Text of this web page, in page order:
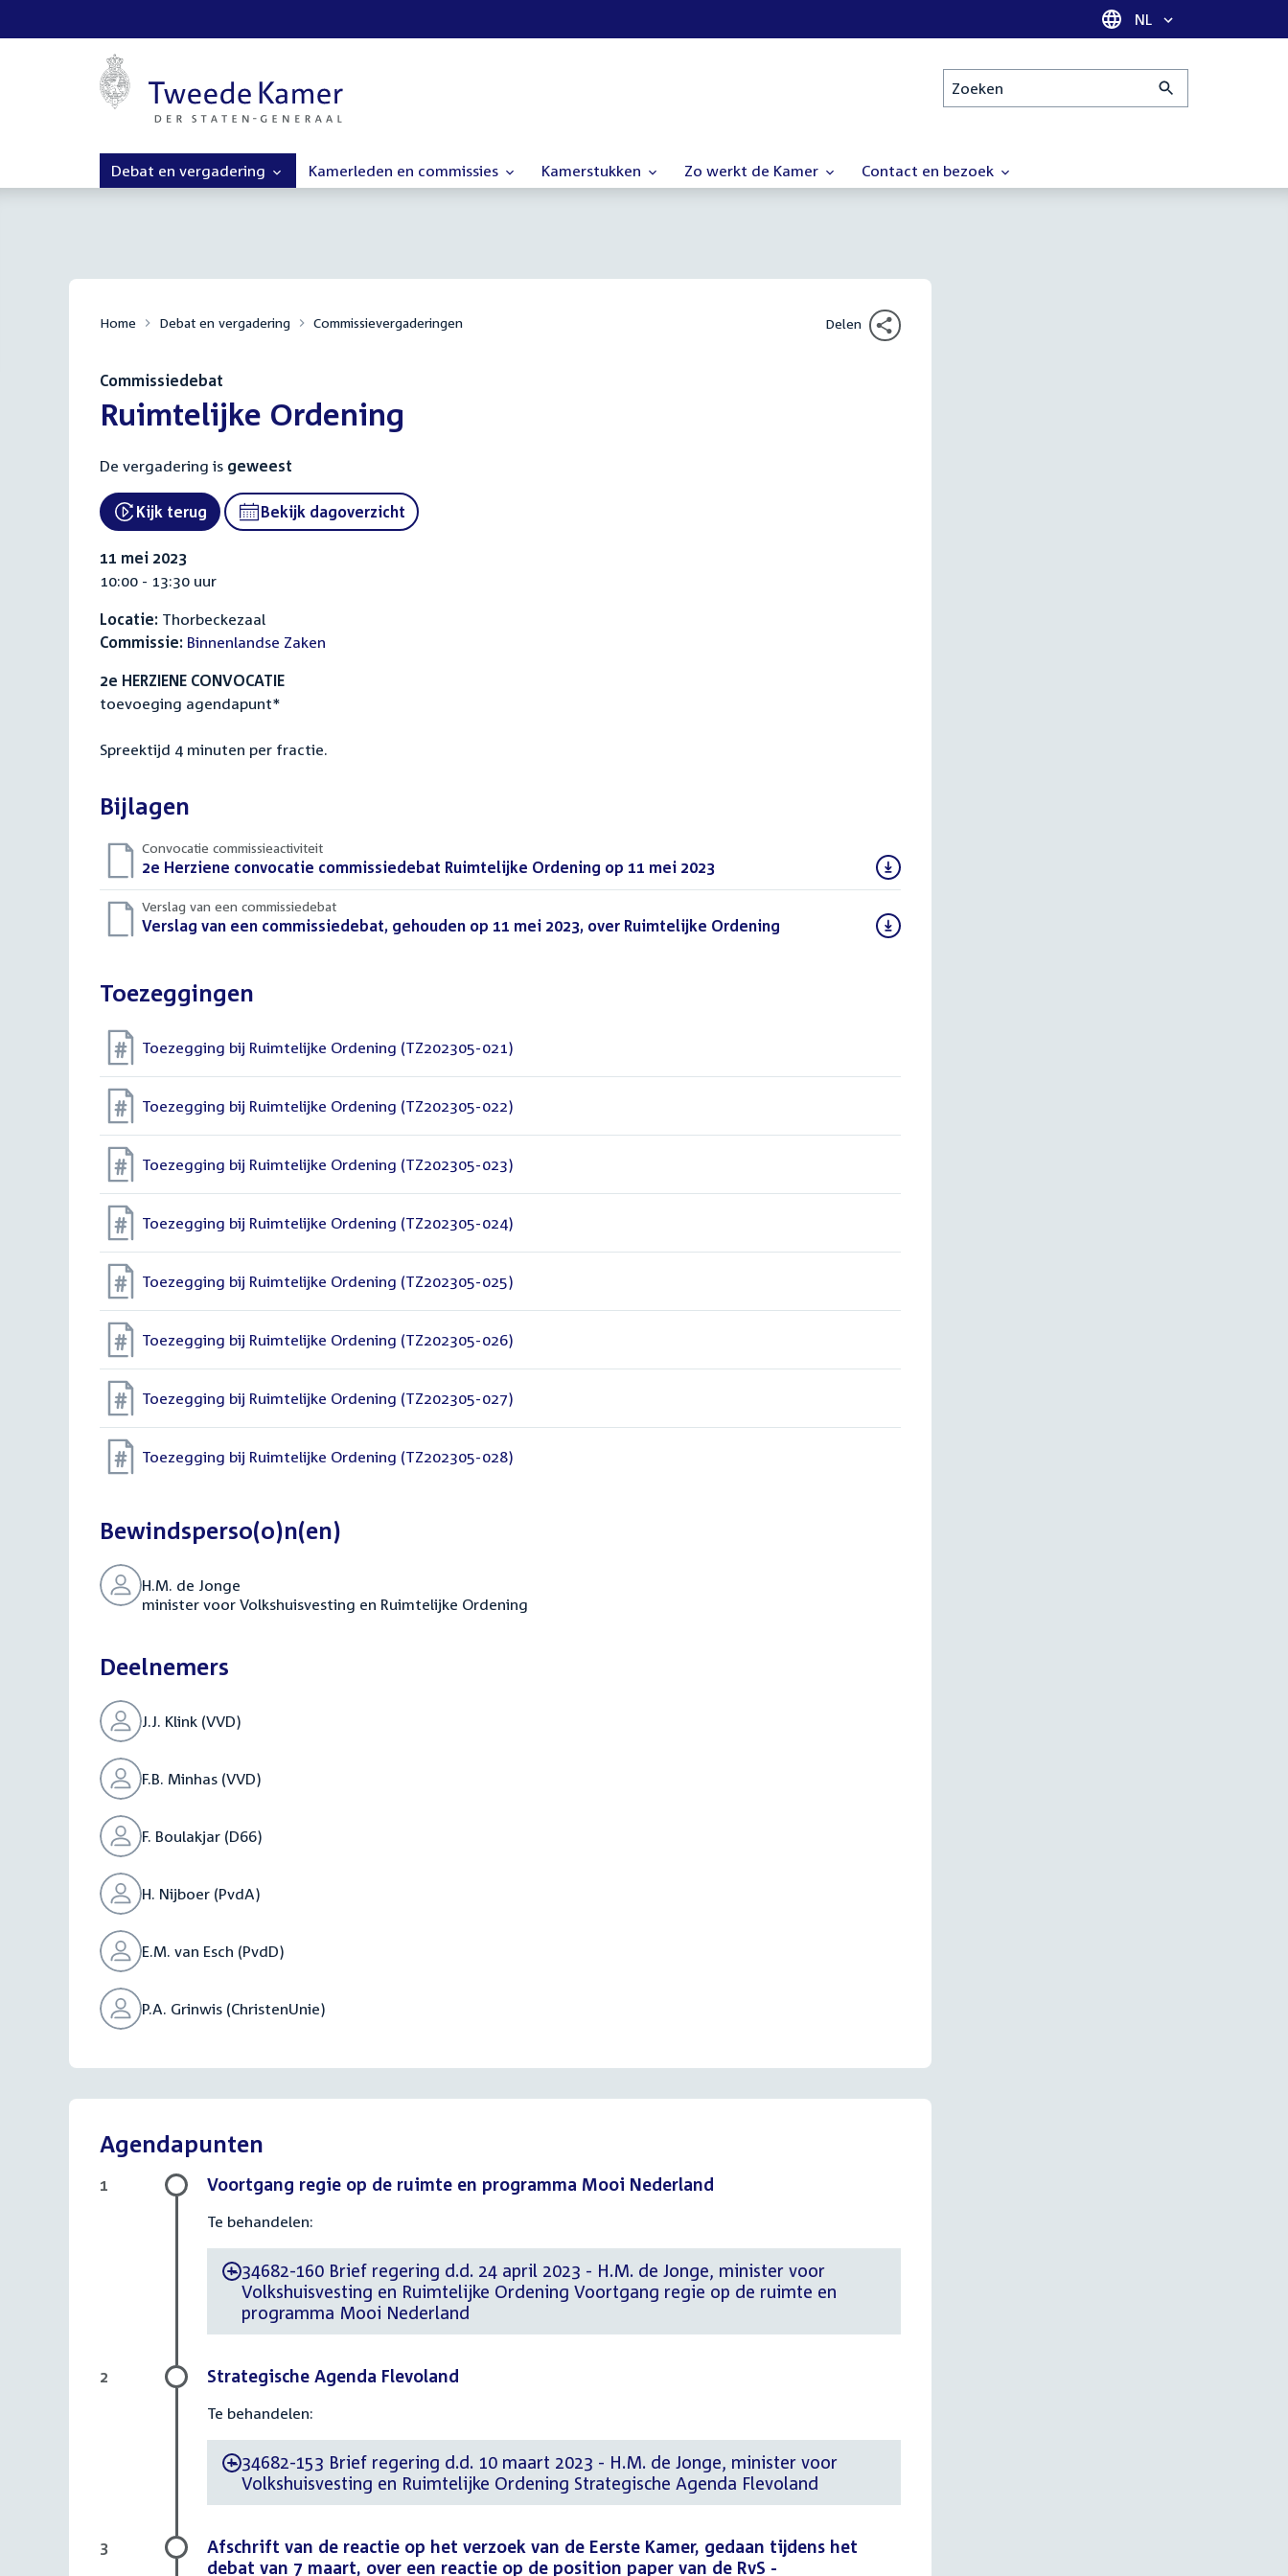
Taal selectie
NL
Zoeken
Debat en vergadering Kamerleden en commissies Kamerstukken Zo werkt de Kamer Contact en bezoek
Home Debat en vergadering Commissievergaderingen Delen
Commissiedebat
:Ruimtelijke Ordening
De vergadering is geweest
External link:
Kijk terug Bekijk dagoverzicht
11 mei 2023
10:00 - 13:30 uur
Locatie: Thorbeckezaal
Commissie: Binnenlandse Zaken
2e HERZIENE CONVOCATIE
toevoeging agendapunt*
Spreektijd 4 minuten per fractie.
Bijlagen
Convocatie commissieactiviteit
Download
bestand:
2e Herziene convocatie commissiedebat Ruimtelijke Ordening op 11 mei 2023
Verslag van een commissiedebat
Download
Verslag van een commissiedebat, gehouden op 11 mei 2023, over Ruimtelijke Ordening
Toezeggingen
Toezegging bij Ruimtelijke Ordening (TZ202305-021)
Toezegging bij Ruimtelijke Ordening (TZ202305-022)
Toezegging bij Ruimtelijke Ordening (TZ202305-023)
Toezegging bij Ruimtelijke Ordening (TZ202305-024)
Toezegging bij Ruimtelijke Ordening (TZ202305-025)
Toezegging bij Ruimtelijke Ordening (TZ202305-026)
Toezegging bij Ruimtelijke Ordening (TZ202305-027)
Toezegging bij Ruimtelijke Ordening (TZ202305-028)
Bewindsperso(o)n(en)
H.M. de Jonge
minister voor Volkshuisvesting en Ruimtelijke Ordening
Deelnemers
J.J. Klink (VVD)
F.B. Minhas (VVD)
F. Boulakjar (D66)
H. Nijboer (PvdA)
E.M. van Esch (PvdD)
P.A. Grinwis (ChristenUnie)
Agendapunten
Voortgang regie op de ruimte en programma Mooi Nederland
Te behandelen:
-34682-160 Brief regering d.d. 24 april 2023 - H.M. de Jonge, minister voor
Volkshuisvesting en Ruimtelijke Ordening Voortgang regie op de ruimte en
programma Mooi Nederland
1
Strategische Agenda Flevoland
Te behandelen:
-34682-153 Brief regering d.d. 10 maart 2023 - H.M. de Jonge, minister voor
Volkshuisvesting en Ruimtelijke Ordening Strategische Agenda Flevoland
2
Afschrift van de reactie op het verzoek van de Eerste Kamer, gedaan tijdens het
debat van 7 maart, over een reactie op de position paper van de RvS -
3